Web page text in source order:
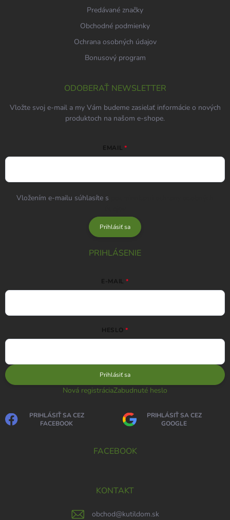
Predávané značky
Obchodné podmienky
Ochrana osobných údajov
Bonusový program
ODOBERAŤ NEWSLETTER
Vložte svoj e-mail a my Vám budeme zasielať informácie o nových
produktoch na našom e-shope.
EMAIL
Vložením e-mailu súhlasíte s
Prihlásiť sa
PRIHLÁSENIE
E-MAIL
HESLO
Prihlásiť sa
Nová registráciaZabudnuté heslo
PRIHLÁSIŤ SA CEZ
FACEBOOK
PRIHLÁSIŤ SA CEZ
GOOGLE
FACEBOOK
KONTAKT
obchod@kutildom.sk